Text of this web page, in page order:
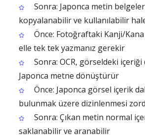
Sonra: Japonca metin
kopyalanabilir ve kullanılabilir
Önce: Fotoğraftaki Kanji/
elle tek tek yazmanız gerekir
Sonra: OCR, görseldeki
Japonca metne dönüştürür
Önce: Japonca görsel içerik
bulunmak üzere dizinlenmesi
Sonra: Çıkan metin normal
saklanabilir ve aranabilir